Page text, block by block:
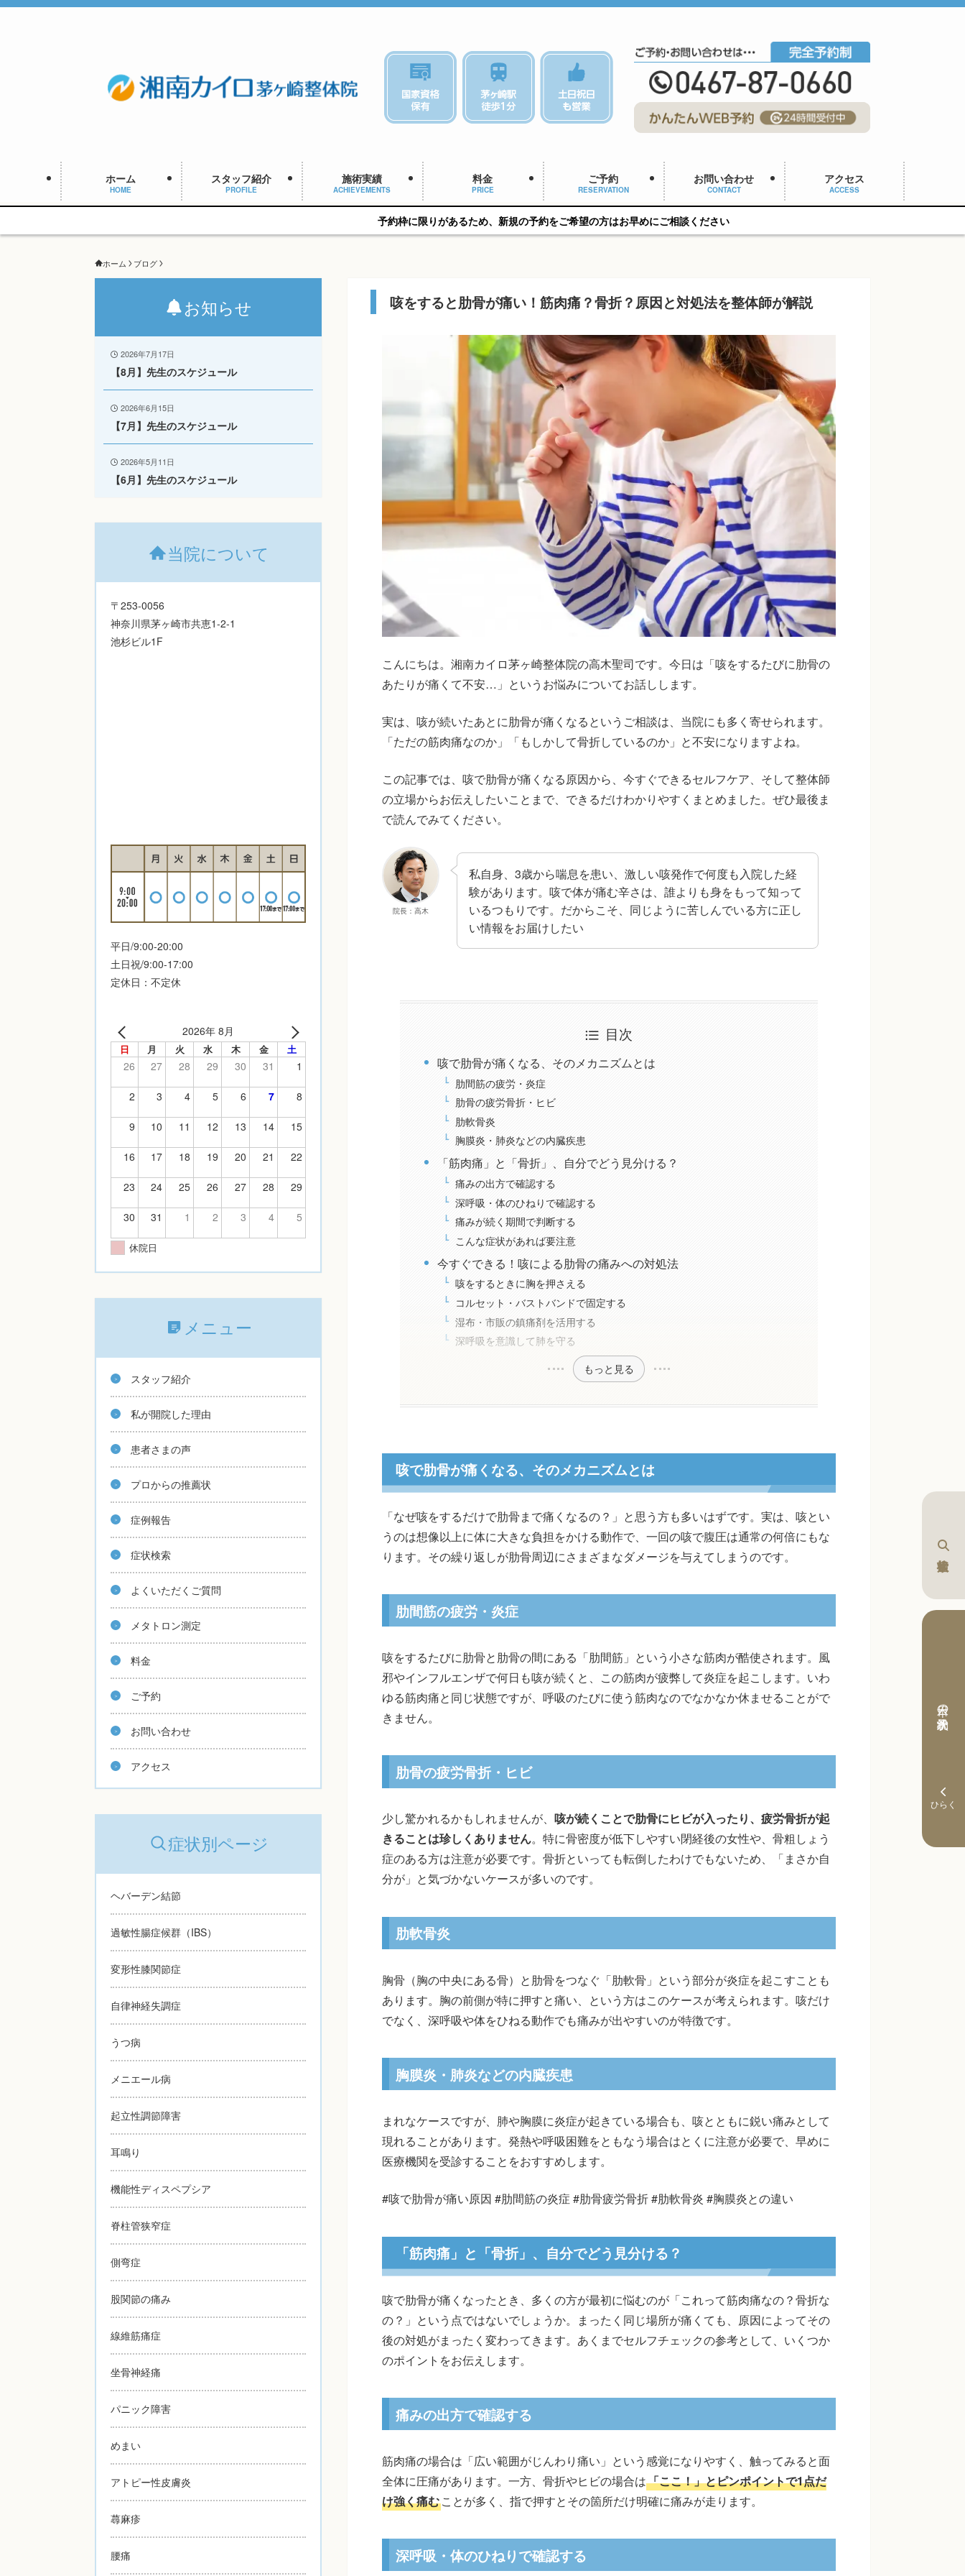
ホーム
HOME
スタッフ紹介
PROFILE
施術実績
ACHIEVEMENTS
料金
PRICE
ご予約
RESERVATION
お問い合わせ
CONTACT
アクセス
ACCESS
予約枠に限りがあるため、新規の予約をご希望の方はお早めにご相談ください
ホーム ブログ
咳をすると肋骨が痛い！筋肉痛？骨折？原因と対処法を整体師が解説
本日の予約状況
こんにちは。湘南カイロ茅ヶ崎整体院の高木聖司です。今日は「咳をするたびに肋骨の
あたりが痛くて不安…」というお悩みについてお話しします。
実は、咳が続いたあとに肋骨が痛くなるというご相談は、当院にも多く寄せられます。
「ただの筋肉痛なのか」「もしかして骨折しているのか」と不安になりますよね。
この記事では、咳で肋骨が痛くなる原因から、今すぐできるセルフケア、そして整体師
の立場からお伝えしたいことまで、できるだけわかりやすくまとめました。ぜひ最後ま
で読んでみてください。
院長：高木
私自身、3歳から喘息を患い、激しい咳発作で何度も入院した経
験があります。咳で体が痛む辛さは、誰よりも身をもって知って
いるつもりです。だからこそ、同じように苦しんでいる方に正し
い情報をお届けしたい
目次
咳で肋骨が痛くなる、そのメカニズムとは
肋間筋の疲労・炎症
肋骨の疲労骨折・ヒビ
肋軟骨炎
胸膜炎・肺炎などの内臓疾患
「筋肉痛」と「骨折」、自分でどう見分ける？
痛みの出方で確認する
深呼吸・体のひねりで確認する
痛みが続く期間で判断する
こんな症状があれば要注意
今すぐできる！咳による肋骨の痛みへの対処法
咳をするときに胸を押さえる
コルセット・バストバンドで固定する
湿布・市販の鎮痛剤を活用する
深呼吸を意識して肺を守る
もっと見る
咳で肋骨が痛くなる、そのメカニズムとは
「なぜ咳をするだけで肋骨まで痛くなるの？」と思う方も多いはずです。実は、咳とい
うのは想像以上に体に大きな負担をかける動作で、一回の咳で腹圧は通常の何倍にもな
ります。その繰り返しが肋骨周辺にさまざまなダメージを与えてしまうのです。
肋間筋の疲労・炎症
咳をするたびに肋骨と肋骨の間にある「肋間筋」という小さな筋肉が酷使されます。風
邪やインフルエンザで何日も咳が続くと、この筋肉が疲弊して炎症を起こします。いわ
ゆる筋肉痛と同じ状態ですが、呼吸のたびに使う筋肉なのでなかなか休ませることがで
きません。
肋骨の疲労骨折・ヒビ
少し驚かれるかもしれませんが、 咳が続くことで肋骨にヒビが入ったり、疲労骨折が起
きることは珍しくありません。特に骨密度が低下しやすい閉経後の女性や、骨粗しょう
症のある方は注意が必要です。骨折といっても転倒したわけでもないため、「まさか自
分が」と気づかないケースが多いのです。
肋軟骨炎
胸骨（胸の中央にある骨）と肋骨をつなぐ「肋軟骨」という部分が炎症を起こすことも
あります。胸の前側が特に押すと痛い、という方はこのケースが考えられます。咳だけ
でなく、深呼吸や体をひねる動作でも痛みが出やすいのが特徴です。
胸膜炎・肺炎などの内臓疾患
まれなケースですが、肺や胸膜に炎症が起きている場合も、咳とともに鋭い痛みとして
現れることがあります。発熱や呼吸困難をともなう場合はとくに注意が必要で、早めに
医療機関を受診することをおすすめします。
#咳で肋骨が痛い原因 #肋間筋の炎症 #肋骨疲労骨折 #肋軟骨炎 #胸膜炎との違い
「筋肉痛」と「骨折」、自分でどう見分ける？
咳で肋骨が痛くなったとき、多くの方が最初に悩むのが「これって筋肉痛なの？骨折な
の？」という点ではないでしょうか。まったく同じ場所が痛くても、原因によってその
後の対処がまったく変わってきます。あくまでセルフチェックの参考として、いくつか
のポイントをお伝えします。
痛みの出方で確認する
筋肉痛の場合は「広い範囲がじんわり痛い」という感覚になりやすく、触ってみると面
全体に圧痛があります。一方、骨折やヒビの場合は「ここ！」とピンポイントで1点だ
け強く痛むことが多く、指で押すとその箇所だけ明確に痛みが走ります。
深呼吸・体のひねりで確認する
お知らせ
2026年7月17日
【8月】先生のスケジュール
2026年6月15日
【7月】先生のスケジュール
2026年5月11日
【6月】先生のスケジュール
当院について
〒253-0056
神奈川県茅ヶ崎市共恵1-2-1
池杉ビル1F
平日/9:00-20:00
土日祝/9:00-17:00
定休日：不定休
2026年 8月
日 月 火 水 木 金 土
26 27 28 29 30 31 1
2 3 4 5 6 7 8
9 10 11 12 13 14 15
16 17 18 19 20 21 22
23 24 25 26 27 28 29
30 31 1 2 3 4 5
休院日
メニュー
スタッフ紹介
私が開院した理由
患者さまの声
プロからの推薦状
症例報告
症状検索
よくいただくご質問
メタトロン測定
料金
ご予約
お問い合わせ
アクセス
症状別ページ
ヘバーデン結節
過敏性腸症候群（IBS）
変形性膝関節症
自律神経失調症
うつ病
メニエール病
起立性調節障害
耳鳴り
機能性ディスペプシア
脊柱管狭窄症
側弯症
股関節の痛み
線維筋痛症
坐骨神経痛
パニック障害
めまい
アトピー性皮膚炎
蕁麻疹
腰痛